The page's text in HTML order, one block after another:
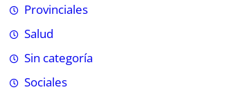
Provinciales
Salud
Sin categoría
Sociales